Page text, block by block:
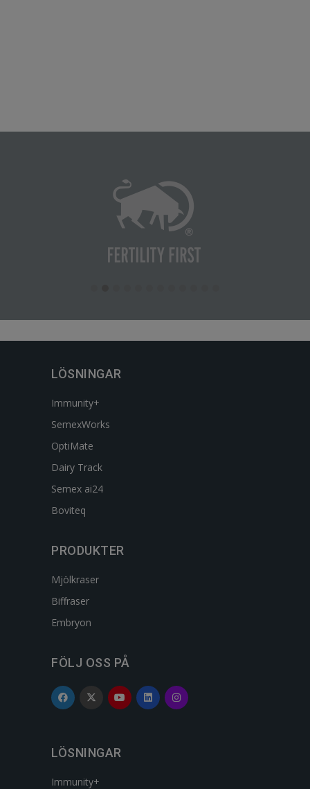
LÖSNINGAR
Immunity+
SemexWorks
OptiMate
Dairy Track
Semex ai24
Boviteq
PRODUKTER
Mjölkraser
Biffraser
Embryon
FÖLJ OSS PÅ
LÖSNINGAR
Immunity+